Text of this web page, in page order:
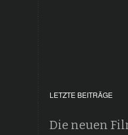
LETZTE BEITRÄGE
Die neuen